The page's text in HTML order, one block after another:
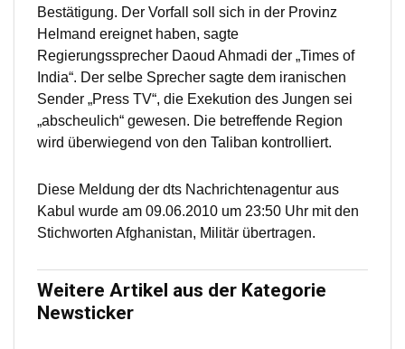
Bestätigung. Der Vorfall soll sich in der Provinz
Helmand ereignet haben, sagte
Regierungssprecher Daoud Ahmadi der „Times of
India“. Der selbe Sprecher sagte dem iranischen
Sender „Press TV“, die Exekution des Jungen sei
„abscheulich“ gewesen. Die betreffende Region
wird überwiegend von den Taliban kontrolliert.
Diese Meldung der dts Nachrichtenagentur aus
Kabul wurde am 09.06.2010 um 23:50 Uhr mit den
Stichworten Afghanistan, Militär übertragen.
Weitere Artikel aus der Kategorie
Newsticker